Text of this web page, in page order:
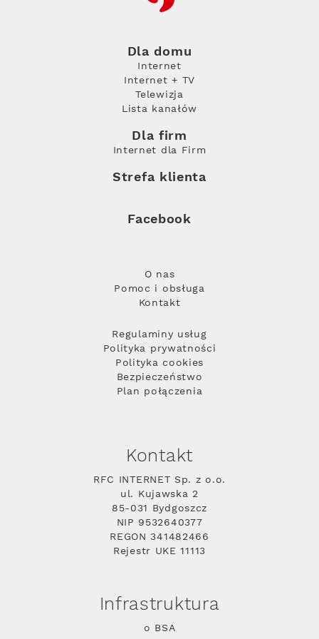
Dla domu
Internet
Internet + TV
Telewizja
Lista kanałów
Dla firm
Internet dla Firm
Strefa klienta
Facebook
O nas
Pomoc i obsługa
Kontakt
Regulaminy usług
Polityka prywatności
Polityka cookies
Bezpieczeństwo
Plan połączenia
Kontakt
RFC INTERNET Sp. z o.o.
ul. Kujawska 2
85-031 Bydgoszcz
NIP 9532640377
REGON 341482466
Rejestr UKE 11113
Infrastruktura
o BSA